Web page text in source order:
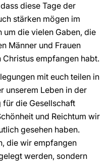
diese Tage der
stärken mögen im
um die vielen Gaben, die
Männer und Frauen
empfangen habt.
mit euch teilen in
unserem Leben in der
für die Gesellschaft
und Reichtum wir
gesehen haben.
die wir empfangen
werden, sondern